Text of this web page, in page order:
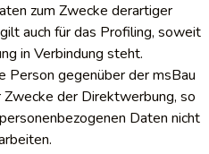
zum Zwecke derartiger
auch für das Profiling, soweit
in Verbindung steht.
gegenüber der msBau
der Direktwerbung, so
Daten nicht